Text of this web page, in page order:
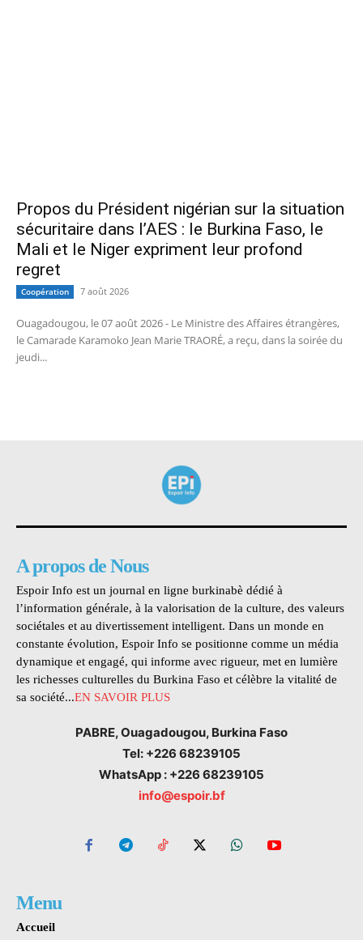
Propos du Président nigérian sur la situation
sécuritaire dans l’AES : le Burkina Faso, le
Mali et le Niger expriment leur profond
regret
Coopération 7 août 2026
Ouagadougou, le 07 août 2026 - Le Ministre des Affaires étrangères,
le Camarade Karamoko Jean Marie TRAORÉ, a reçu, dans la soirée du
jeudi...
A propos de Nous
Espoir Info est un journal en ligne burkinabè dédié à
l’information générale, à la valorisation de la culture, des valeurs
sociétales et au divertissement intelligent. Dans un monde en
constante évolution, Espoir Info se positionne comme un média
dynamique et engagé, qui informe avec rigueur, met en lumière
les richesses culturelles du Burkina Faso et célèbre la vitalité de
sa société...EN SAVOIR PLUS
PABRE, Ouagadougou, Burkina Faso
Tel: +226 68239105
WhatsApp : +226 68239105
info@espoir.bf
Menu
Accueil